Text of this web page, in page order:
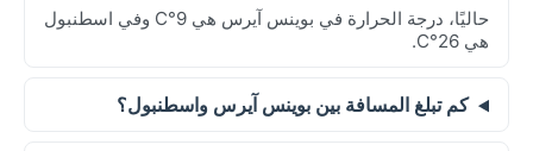
حاليًا، درجة الحرارة في بوينس آيرس هي 9°C وفي اسطنبول
هي 26°C.
كم تبلغ المسافة بين بوينس آيرس واسطنبول؟